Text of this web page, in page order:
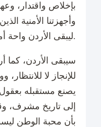
بإخلاص واقتدار،
وأجهزتنا الأمنية
ليبقى الأردن واحة أمن واستقرار.
سيبقى الأردن، كما
للإنجاز لا
يصنع مستقبله
إلى تاريخ مشرف،
بأن محبة الوطن